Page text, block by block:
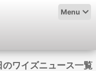
Menu
のワイズニュース一覧